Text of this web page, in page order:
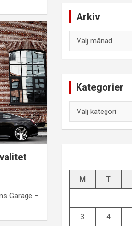
Garage –
Arkiv
Kategorier
M T
3 4